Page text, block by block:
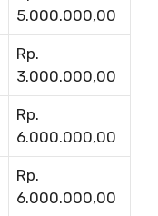
5.000.000,00
Rp.
3.000.000,00
Rp.
6.000.000,00
Rp.
6.000.000,00